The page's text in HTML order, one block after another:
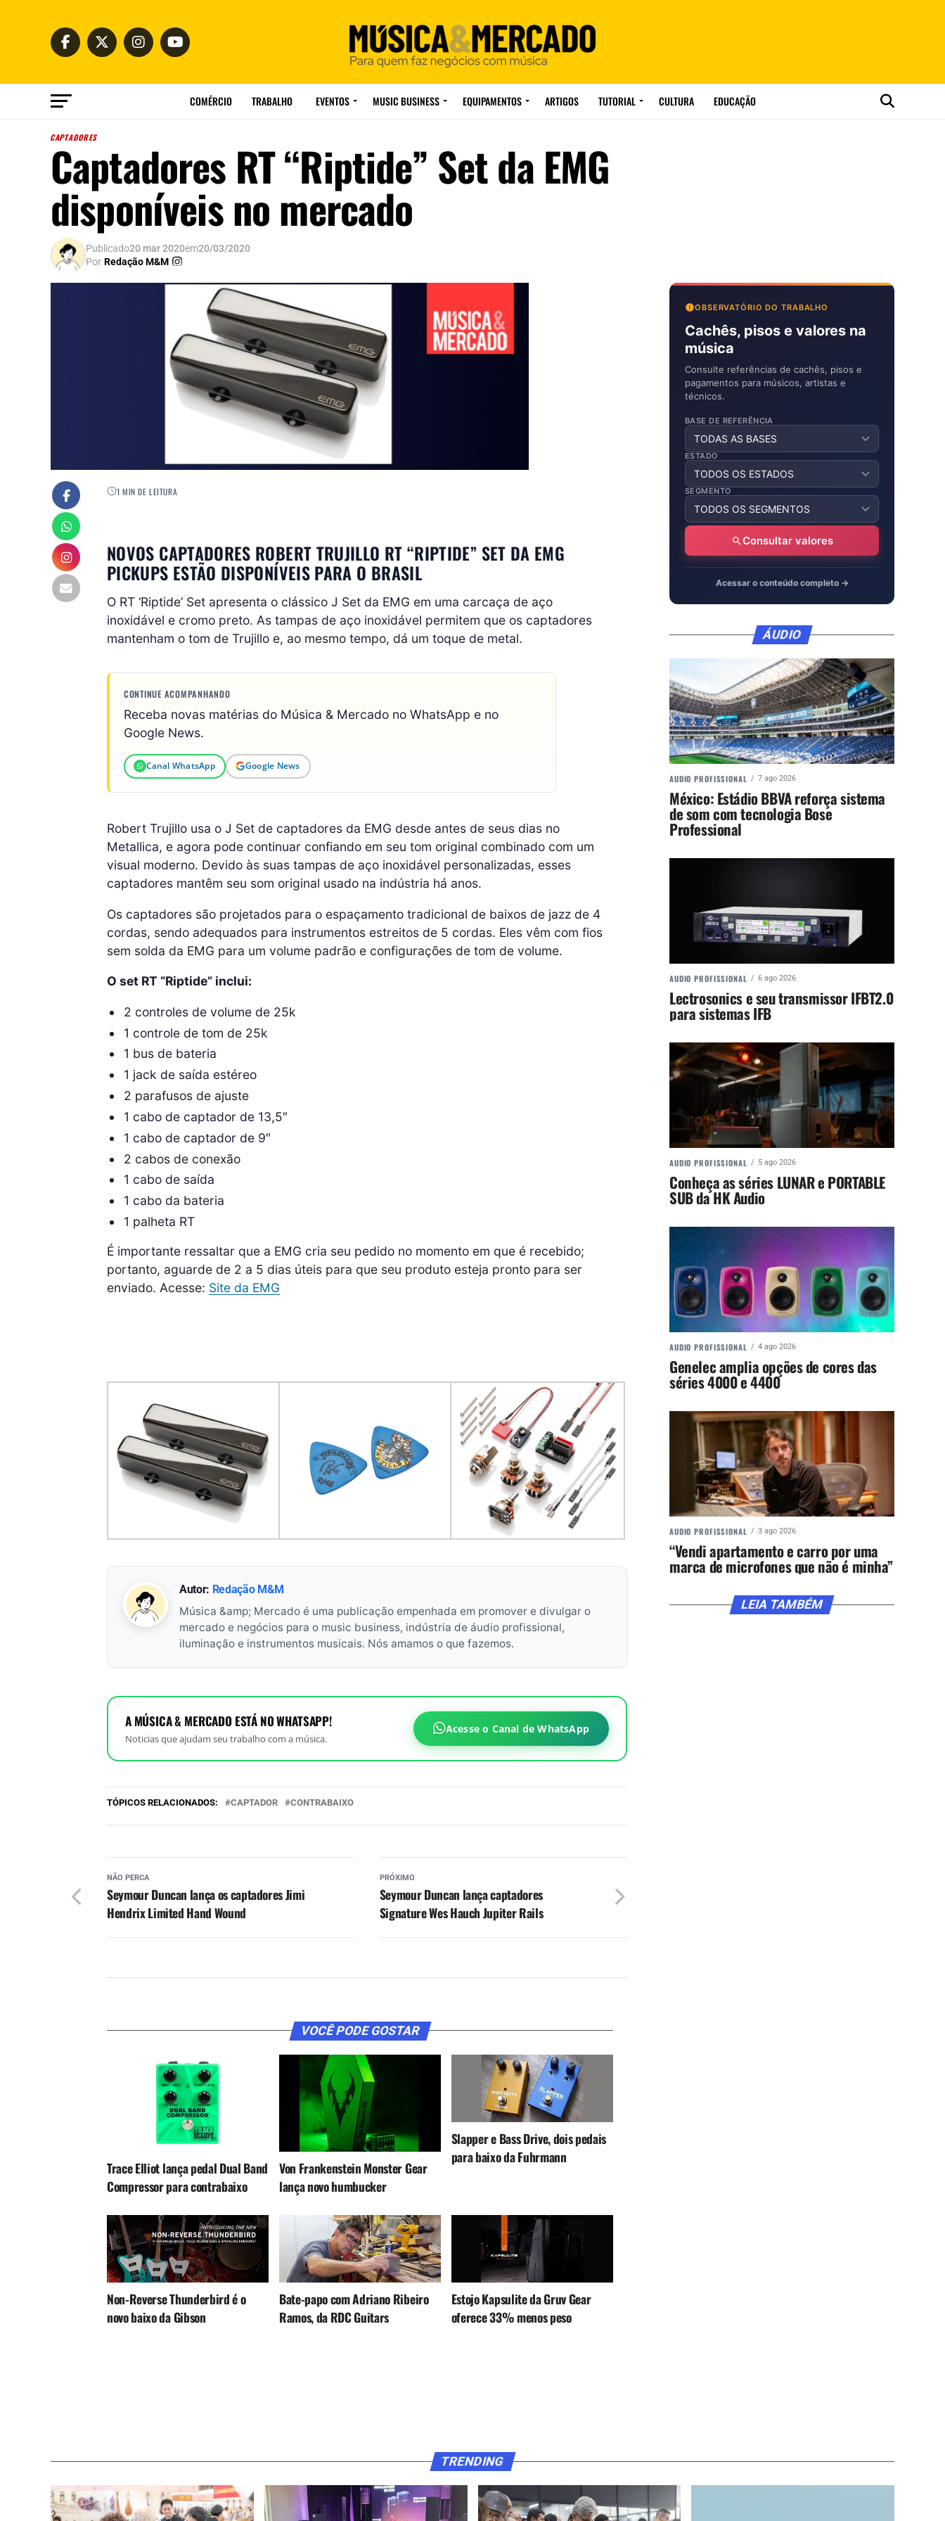
COMÉRCIO TRABALHO EVENTOS MUSIC BUSINESS EQUIPAMENTOS ARTIGOS TUTORIAL CULTURA EDUCAÇÃO
CAPTADORES
Captadores RT “Riptide” Set da EMG
disponíveis no mercado
Publicado20 mar 2020em20/03/2020
Por Redação M&M
1 MIN DE LEITURA
NOVOS CAPTADORES ROBERT TRUJILLO RT “RIPTIDE” SET DA EMG
PICKUPS ESTÃO DISPONÍVEIS PARA O BRASIL
O RT ‘Riptide’ Set apresenta o clássico J Set da EMG em uma carcaça de aço
inoxidável e cromo preto. As tampas de aço inoxidável permitem que os captadores
mantenham o tom de Trujillo e, ao mesmo tempo, dá um toque de metal.
CONTINUE ACOMPANHANDO
Receba novas matérias do Música & Mercado no WhatsApp e no
Google News.
Canal WhatsApp Google News
Robert Trujillo usa o J Set de captadores da EMG desde antes de seus dias no
Metallica, e agora pode continuar confiando em seu tom original combinado com um
visual moderno. Devido às suas tampas de aço inoxidável personalizadas, esses
captadores mantêm seu som original usado na indústria há anos.
Os captadores são projetados para o espaçamento tradicional de baixos de jazz de 4
cordas, sendo adequados para instrumentos estreitos de 5 cordas. Eles vêm com fios
sem solda da EMG para um volume padrão e configurações de tom de volume.
O set RT “Riptide” inclui:
2 controles de volume de 25k
1 controle de tom de 25k
1 bus de bateria
1 jack de saída estéreo
2 parafusos de ajuste
1 cabo de captador de 13,5″
1 cabo de captador de 9″
2 cabos de conexão
1 cabo de saída
1 cabo da bateria
1 palheta RT
É importante ressaltar que a EMG cria seu pedido no momento em que é recebido;
portanto, aguarde de 2 a 5 dias úteis para que seu produto esteja pronto para ser
enviado. Acesse: Site da EMG
Autor: Redação M&M
Música &amp; Mercado é uma publicação empenhada em promover e divulgar o
mercado e negócios para o music business, indústria de áudio profissional,
iluminação e instrumentos musicais. Nós amamos o que fazemos.
A MÚSICA & MERCADO ESTÁ NO WHATSAPP!
Noticias que ajudam seu trabalho com a música.
Acesse o Canal de WhatsApp
TÓPICOS RELACIONADOS: CAPTADOR CONTRABAIXO
PRÓXIMO
Seymour Duncan lança captadores
Signature Wes Hauch Jupiter Rails
NÃO PERCA
Seymour Duncan lança os captadores Jimi
Hendrix Limited Hand Wound
VOCÊ PODE GOSTAR
Trace Elliot lança pedal Dual Band
Compressor para contrabaixo
Von Frankenstein Monster Gear
lança novo humbucker
Slapper e Bass Drive, dois pedais
para baixo da Fuhrmann
Non-Reverse Thunderbird é o
novo baixo da Gibson
Bate-papo com Adriano Ribeiro
Ramos, da RDC Guitars
Estojo Kapsulite da Gruv Gear
oferece 33% menos peso
OBSERVATÓRIO DO TRABALHO
Cachês, pisos e valores na
música
Consulte referências de cachês, pisos e
pagamentos para músicos, artistas e
técnicos.
BASE DE REFERÊNCIA
ESTADO
SEGMENTO
Consultar valores
Acessar o conteúdo completo →
ÁUDIO
AUDIO PROFISSIONAL 7 ago 2026
México: Estádio BBVA reforça sistema
de som com tecnologia Bose
Professional
AUDIO PROFISSIONAL 6 ago 2026
Lectrosonics e seu transmissor IFBT2.0
para sistemas IFB
AUDIO PROFISSIONAL 5 ago 2026
Conheça as séries LUNAR e PORTABLE
SUB da HK Audio
AUDIO PROFISSIONAL 4 ago 2026
Genelec amplia opções de cores das
séries 4000 e 4400
AUDIO PROFISSIONAL 3 ago 2026
“Vendi apartamento e carro por uma
marca de microfones que não é minha”
LEIA TAMBÉM
TRENDING